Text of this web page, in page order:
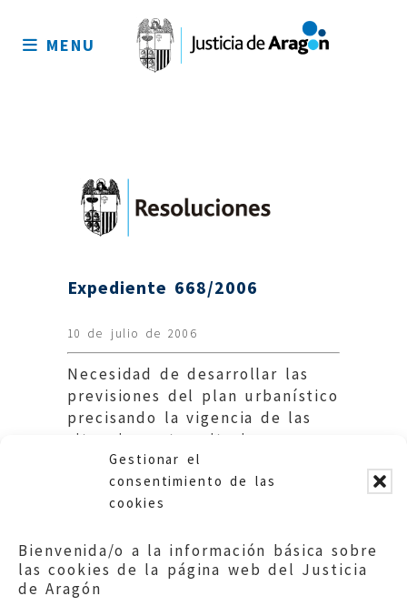
Gestionar el
consentimiento de las
cookies
Bienvenida/o a la información básica sobre
las cookies de la página web del Justicia
de Aragón
sitio
MENU
Expediente 668/2006
10 de julio de 2006
Necesidad de desarrollar las
previsiones del plan urbanístico
precisando la vigencia de las
situaciones transitorias.
Ayuntamiento de Jaca.